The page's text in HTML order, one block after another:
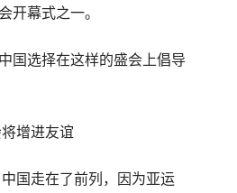
开幕式之一。
国选择在这样的盛会上倡导
国走在了前列，因为亚运